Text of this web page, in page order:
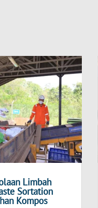
Limbah
Sortation
Kompos